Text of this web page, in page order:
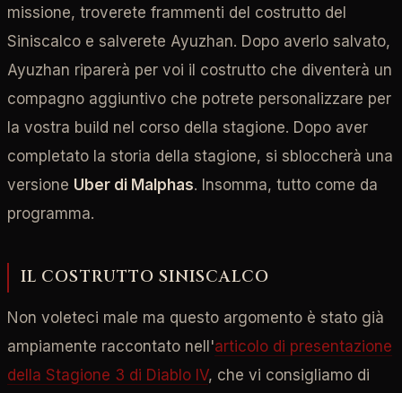
missione, troverete frammenti del costrutto del
Siniscalco e salverete Ayuzhan. Dopo averlo salvato,
Ayuzhan riparerà per voi il costrutto che diventerà un
compagno aggiuntivo che potrete personalizzare per
la vostra build nel corso della stagione. Dopo aver
completato la storia della stagione, si sbloccherà una
versione Uber di Malphas. Insomma, tutto come da
programma.
IL COSTRUTTO SINISCALCO
Non voleteci male ma questo argomento è stato già
ampiamente raccontato nell'articolo di presentazione
della Stagione 3 di Diablo IV, che vi consigliamo di